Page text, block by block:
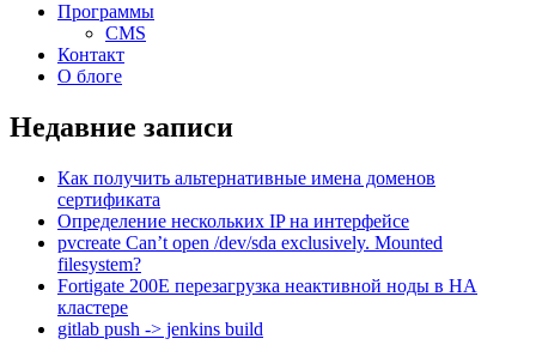
Программы
CMS
Контакт
О блоге
Недавние записи
Как получить альтернативные имена доменов
сертификата
Определение нескольких IP на интерфейсе
pvcreate Can’t open /dev/sda exclusively. Mounted
filesystem?
Fortigate 200E перезагрузка неактивной ноды в HA
кластере
gitlab push -> jenkins build